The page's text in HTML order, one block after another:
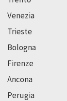
Venezia
Trieste
Bologna
Firenze
Ancona
Perugia